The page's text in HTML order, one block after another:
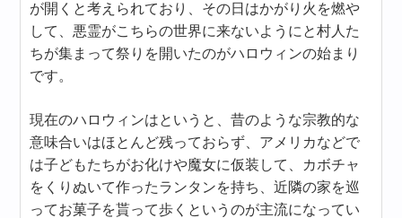
が開くと考えられており、その日はかがり火を燃や
して、悪霊がこちらの世界に来ないようにと村人た
ちが集まって祭りを開いたのがハロウィンの始まり
です。
現在のハロウィンはというと、昔のような宗教的な
意味合いはほとんど残っておらず、アメリカなどで
は子どもたちがお化けや魔女に仮装して、カボチャ
をくりぬいて作ったランタンを持ち、近隣の家を巡
ってお菓子を貰って歩くというのが主流になってい